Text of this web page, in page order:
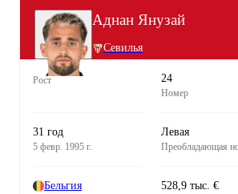
Аднан Янузай
Севилья
Рост 24
Номер
31 год
5 февр. 1995 г.
Левая
Преобладающая
Бельгия 528,9 тыс. €